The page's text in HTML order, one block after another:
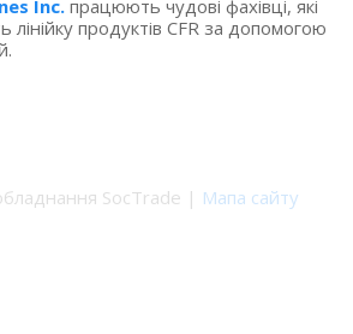
Inc. працюють чудові фахівці, які
продуктів CFR за допомогою
SocTrade | Мапа сайту